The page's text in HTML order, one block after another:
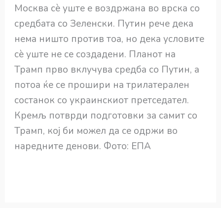
Москва сè уште е воздржана во врска со
средбата со Зеленски. Путин рече дека
нема ништо против тоа, но дека условите
сè уште не се создадени. Планот на
Трамп прво вклучува средба со Путин, а
потоа ќе се прошири на трилатерален
состанок со украинскиот претседател.
Кремљ потврди подготовки за самит со
Трамп, кој би можел да се одржи во
наредните денови. Фото: ЕПА